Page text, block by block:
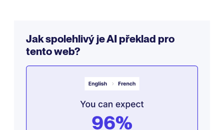
Jak spolehlivý je AI překlad pro
tento web?